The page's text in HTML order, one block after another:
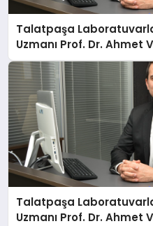
Talatpaşa
Uzmanı Prof. Dr. Ahmet
Talatpaşa
Uzmanı Prof. Dr. Ahmet